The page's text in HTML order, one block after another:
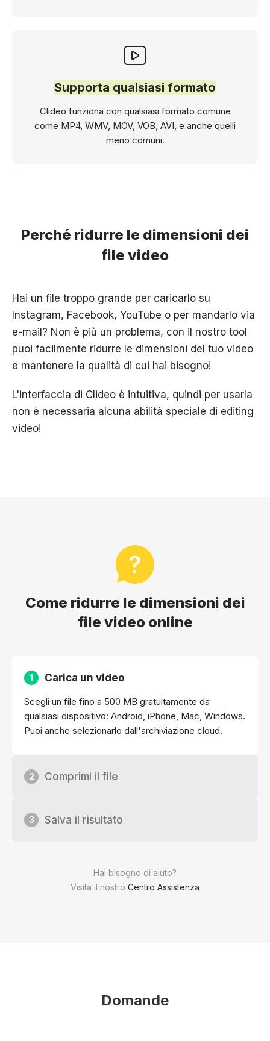
Supporta qualsiasi formato
Clideo funziona con qualsiasi formato comune
come MP4, WMV, MOV, VOB, AVI, e anche quelli
meno comuni.
Perché ridurre le dimensioni dei
file video
Hai un file troppo grande per caricarlo su
Instagram, Facebook, YouTube o per mandarlo via
e-mail? Non è più un problema, con il nostro tool
puoi facilmente ridurre le dimensioni del tuo video
e mantenere la qualità di cui hai bisogno!
L'interfaccia di Clideo è intuitiva, quindi per usarla
non è necessaria alcuna abilità speciale di editing
video!
Come ridurre le dimensioni dei
file video online
Hai bisogno di aiuto?
Visita il nostro Centro Assistenza
1 Carica un video
Scegli un file fino a 500 MB gratuitamente da
qualsiasi dispositivo: Android, iPhone, Mac, Windows.
Puoi anche selezionarlo dall'archiviazione cloud.
2 Comprimi il file
3 Salva il risultato
Domande